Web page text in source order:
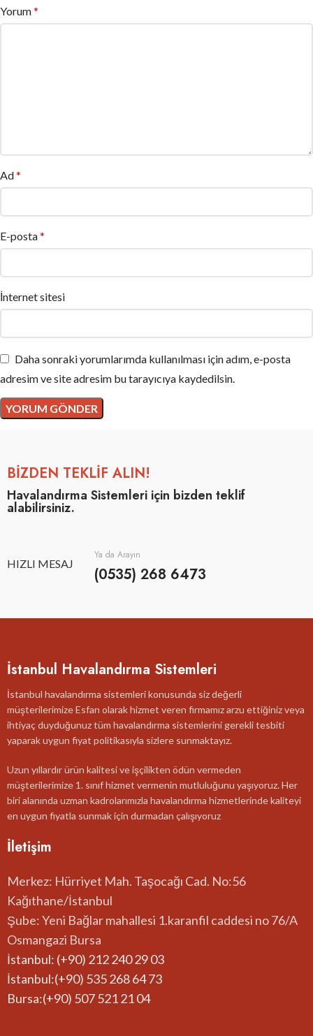
Yorum*
Ad*
E-posta*
İnternet sitesi
Daha sonraki yorumlarımda kullanılması için adım, e-posta
adresim ve site adresim bu tarayıcıya kaydedilsin.
BİZDEN TEKLİF ALIN!
Havalandırma Sistemleri için bizden teklif
alabilirsiniz.
HIZLI MESAJ
Ya da Arayın
(0535) 268 6473
İstanbul Havalandırma Sistemleri
İstanbul havalandırma sistemleri konusunda siz değerli
müşterilerimize Esfan olarak hizmet veren firmamız arzu ettiğiniz veya
ihtiyaç duyduğunuz tüm havalandırma sistemlerini gerekli tesbiti
yaparak uygun fiyat politikasıyla sizlere sunmaktayız.
Uzun yıllardır ürün kalitesi ve işçilikten ödün vermeden
müşterilerimize 1. sınıf hizmet vermenin mutluluğunu yaşıyoruz. Her
biri alanında uzman kadrolarımızla havalandırma hizmetlerinde kaliteyi
en uygun fiyatla sunmak için durmadan çalışıyoruz
İletişim
Merkez: Hürriyet Mah. Taşocağı Cad. No:56
Kağıthane/İstanbul
Şube: Yeni Bağlar mahallesi 1.karanfil caddesi no 76/A
Osmangazi Bursa
İstanbul: (+90) 212 240 29 03
İstanbul:(+90) 535 268 64 73
Bursa:(+90) 507 521 21 04